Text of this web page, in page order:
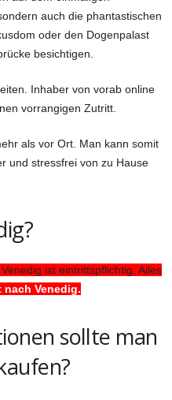
auch die phantastischen
oder den Dogenpalast
besichtigen.
Inhaber von vorab online
vorrangigen Zutritt.
als vor Ort. Man kann somit
und stressfrei von zu Hause
ist eintrittspflichtig. Alles
nach Venedig.
sollte man